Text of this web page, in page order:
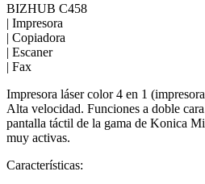
BIZHUB C458
| Impresora
| Copiadora
| Escaner
| Fax
Impresora láser color 4 en 1
Alta velocidad. Funciones a doble
pantalla táctil de la gama de Konica
muy activas.
Características: